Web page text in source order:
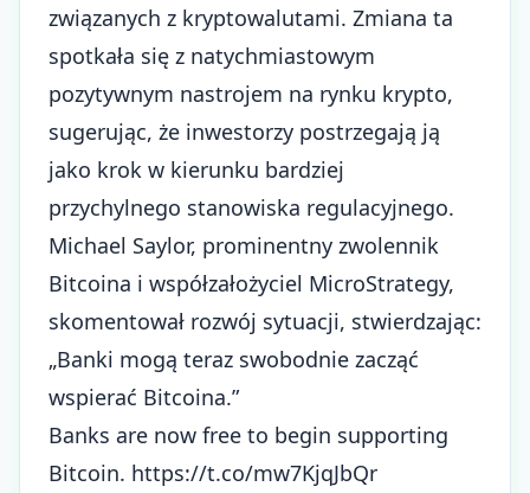
związanych z kryptowalutami. Zmiana ta
spotkała się z natychmiastowym
pozytywnym nastrojem na rynku krypto,
sugerując, że inwestorzy postrzegają ją
jako krok w kierunku bardziej
przychylnego stanowiska regulacyjnego.
Michael Saylor, prominentny zwolennik
Bitcoina i współzałożyciel MicroStrategy,
skomentował rozwój sytuacji, stwierdzając:
„Banki mogą teraz swobodnie zacząć
wspierać Bitcoina.”
Banks are now free to begin supporting
Bitcoin. https://t.co/mw7KjqJbQr